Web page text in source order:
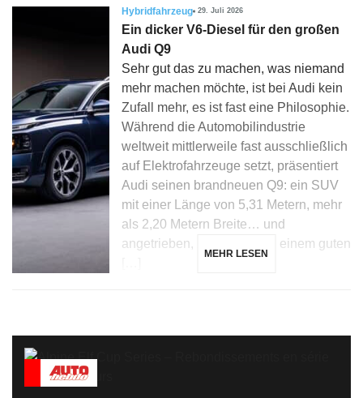
Hybridfahrzeug 29. Juli 2026
Ein dicker V6-Diesel für den großen
Audi Q9
Sehr gut das zu machen, was niemand
mehr machen möchte, ist bei Audi kein
Zufall mehr, es ist fast eine Philosophie.
Während die Automobilindustrie
weltweit mittlerweile fast ausschließlich
auf Elektrofahrzeuge setzt, präsentiert
Audi seinen brandneuen Q9: ein SUV
mit einer Länge von 5,31 Metern, mehr
als 2,20 Metern Breite… und
angetrieben, zunächst, von einem guten
MEHR LESEN